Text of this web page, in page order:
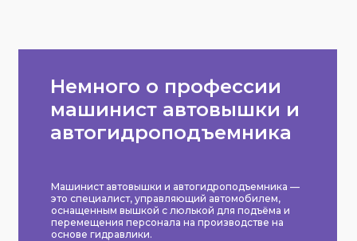
Немного о профессии
машинист автовышки и
автогидроподъемника
Машинист автовышки и автогидроподъемника —
это специалист, управляющий автомобилем,
оснащенным вышкой с люлькой для подъёма и
перемещения персонала на производстве на
основе гидравлики.